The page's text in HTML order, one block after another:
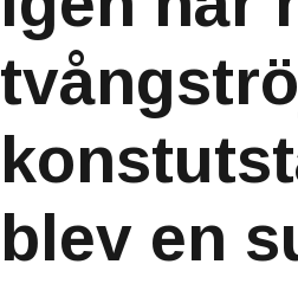
blev en